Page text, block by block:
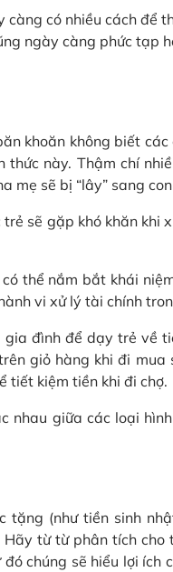
có nhiều cách để
ngày càng phức tạp
khoăn không biết
này. Thậm chí
mẹ sẽ bị “lây” sang
sẽ gặp khó khăn khi
thể nắm bắt khái
vi xử lý tài chính
đình để dạy trẻ về
giỏ hàng khi đi mua
tiết kiệm tiền khi đi chợ.
nhau giữa các loại
(như tiền sinh
từ từ phân tích
chúng sẽ hiểu lợi